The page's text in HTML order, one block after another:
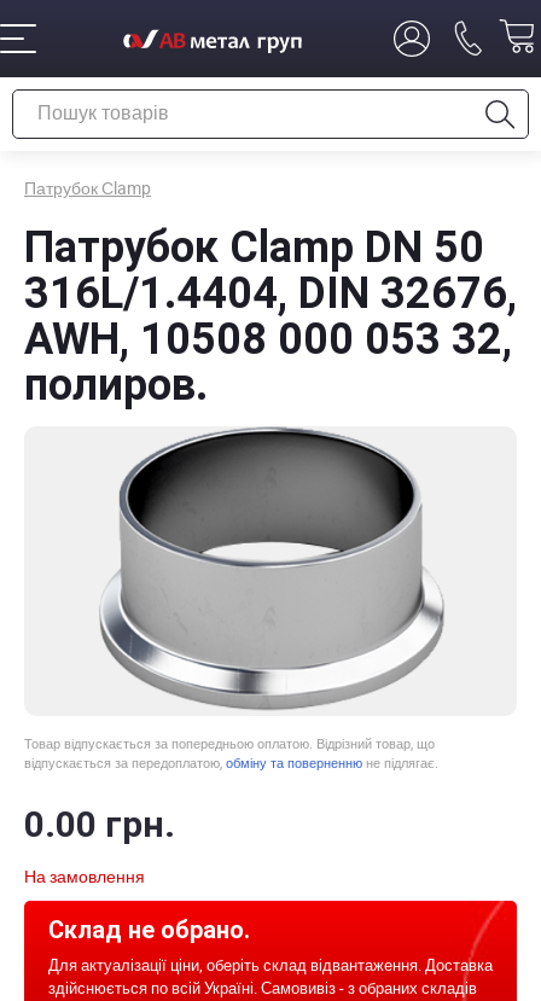
Патрубок Сlamp
Патрубок Сlamp DN 50
316L/1.4404, DIN 32676,
AWH, 10508 000 053 32,
полиров.
Товар відпускається за попередньою оплатою. Відрізний товар, що
відпускається за передоплатою, обміну та поверненню не підлягає.
0.00 грн.
На замовлення
Склад не обрано.
Для актуалізації ціни, оберіть склад відвантаження. Доставка
здійснюється по всій Україні. Самовивіз - з обраних складів